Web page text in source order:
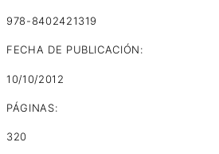
978-8402421319
FECHA DE PUBLICACIÓN:
10/10/2012
PÁGINAS:
320